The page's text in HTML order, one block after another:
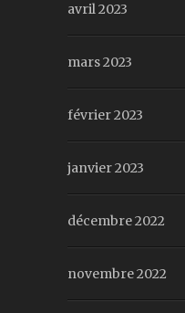
avril 2023
mars 2023
février 2023
janvier 2023
décembre 2022
novembre 2022